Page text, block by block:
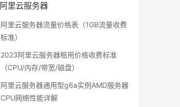
阿里云服务器
阿里云服务器流量价格表（1GB流量收费
标准）
2023阿里云服务器租用价格收费标准
（CPU/内存/带宽/磁盘）
阿里云服务器通用型g6a实例AMD服务器
CPU网络性能详解